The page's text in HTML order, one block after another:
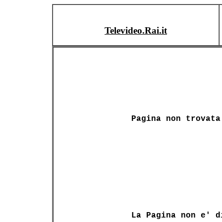
Televideo.Rai.it
Pagina non trovata
La Pagina non e'